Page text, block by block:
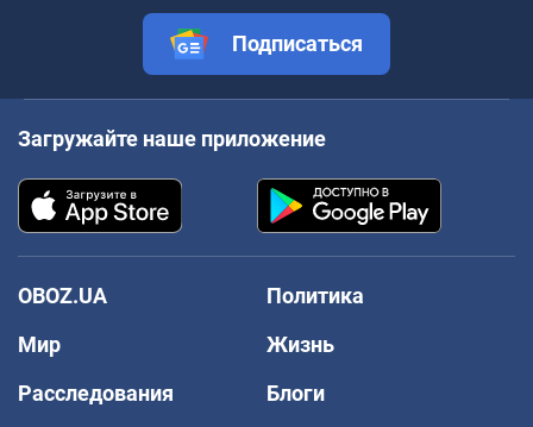
Подписаться
Загружайте наше приложение
OBOZ.UA
Политика
Мир
Жизнь
Расследования
Блоги